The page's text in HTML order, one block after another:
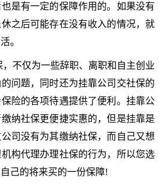
是有一定的保障作用的。如果没有
之后可能存在没有收入的情况，就
。
不仅为一些辞职、离职和自主创业
问题，同时还为挂靠公司交社保的
险的各项待遇提供了便利。挂靠公
纳社保更便捷实惠的，但是挂靠是
司没有为其缴纳社保，而自己又想
构代理办理社保的行为，所以您选
己的将来买的一份保障!